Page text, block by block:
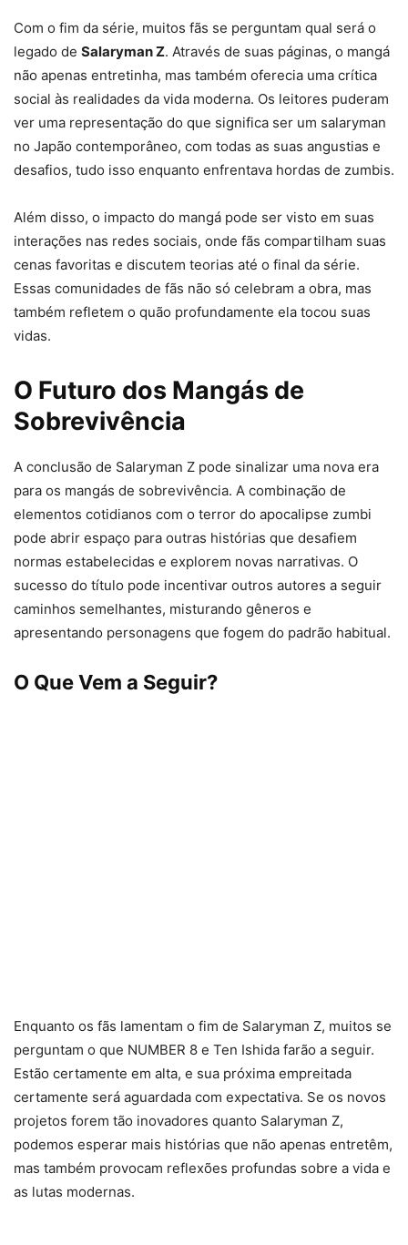
Com o fim da série, muitos fãs se perguntam qual será o
legado de Salaryman Z. Através de suas páginas, o mangá
não apenas entretinha, mas também oferecia uma crítica
social às realidades da vida moderna. Os leitores puderam
ver uma representação do que significa ser um salaryman
no Japão contemporâneo, com todas as suas angustias e
desafios, tudo isso enquanto enfrentava hordas de zumbis.
Além disso, o impacto do mangá pode ser visto em suas
interações nas redes sociais, onde fãs compartilham suas
cenas favoritas e discutem teorias até o final da série.
Essas comunidades de fãs não só celebram a obra, mas
também refletem o quão profundamente ela tocou suas
vidas.
O Futuro dos Mangás de
Sobrevivência
A conclusão de Salaryman Z pode sinalizar uma nova era
para os mangás de sobrevivência. A combinação de
elementos cotidianos com o terror do apocalipse zumbi
pode abrir espaço para outras histórias que desafiem
normas estabelecidas e explorem novas narrativas. O
sucesso do título pode incentivar outros autores a seguir
caminhos semelhantes, misturando gêneros e
apresentando personagens que fogem do padrão habitual.
O Que Vem a Seguir?
Enquanto os fãs lamentam o fim de Salaryman Z, muitos se
perguntam o que NUMBER 8 e Ten Ishida farão a seguir.
Estão certamente em alta, e sua próxima empreitada
certamente será aguardada com expectativa. Se os novos
projetos forem tão inovadores quanto Salaryman Z,
podemos esperar mais histórias que não apenas entretêm,
mas também provocam reflexões profundas sobre a vida e
as lutas modernas.